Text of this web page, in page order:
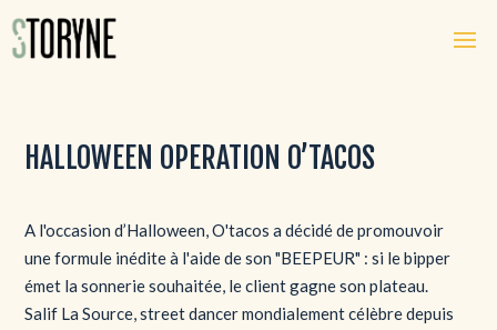
HALLOWEEN OPERATION O’TACOS
A l'occasion d’Halloween, O'tacos a décidé de promouvoir
une formule inédite à l'aide de son "BEEPEUR" : si le bipper
émet la sonnerie souhaitée, le client gagne son plateau.
Salif La Source, street dancer mondialement célèbre depuis